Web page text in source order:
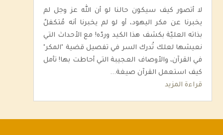
لا أتصور كيف سيكون حالنا لو أن الله عز وجل لم
يخبرنا عن مكر اليهود، أو لو لم يخبرنا أنه مُتكفلٌ
بذاته العليّة بكشف هذا الكيد وردّه! مع الأحداث التي
نعيشها لعلك تُدرك السر في تفصيل قضية "المكر"
في القرآن، والأوصاف العجيبة التي أحاطت بها! تأمل
كيف استعمل القرآن صيغة...
قراءة المزيد